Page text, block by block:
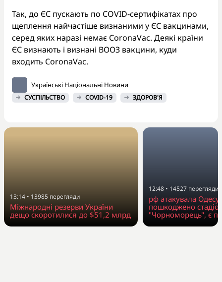
Так, до ЄС пускають по COVID-сертифікатах про
щеплення найчастіше визнаними у ЄС вакцинами,
серед яких наразі немає CoronaVac. Деякі країни
ЄС визнають і визнані ВООЗ вакцини, куди
входить CoronaVac.
Українські Національні Новини
СУСПІЛЬСТВО COVID-19 ЗДОРОВ'Я
13:14 • 13985 перегляди
Міжнародні резерви України
дещо скоротилися до $51,2 млрд
12:48 • 14527 перегляди
рф атакувала
пошкоджено
"Чорноморець", є